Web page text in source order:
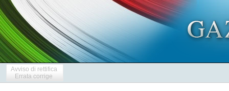
Avviso di rettifica
Errata corrige